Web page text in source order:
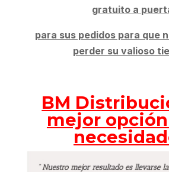
gratuito a
para sus pedidos para que
perder su valioso
BM
mejor